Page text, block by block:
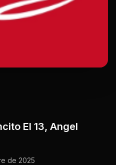
El 13, Angel
de 2025